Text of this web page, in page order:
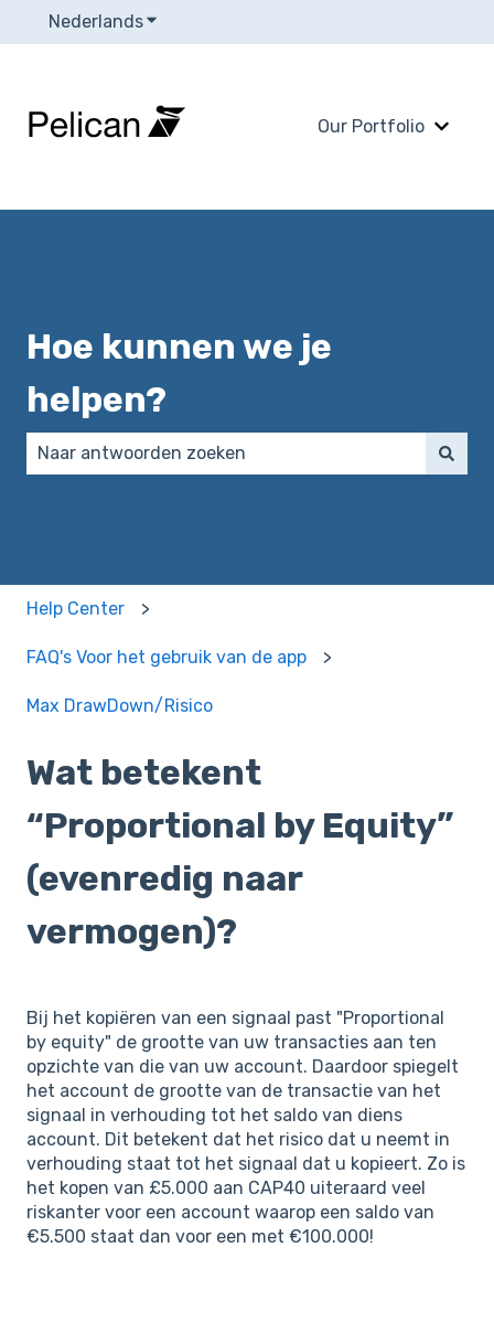
NederlandsSubmenu tonen voor vertalingen
Our Portfolio
Hoe kunnen we je
helpen?
Help Center
FAQ's Voor het gebruik van de app
Max DrawDown/Risico
Wat betekent
“Proportional by Equity”
(evenredig naar
vermogen)?
Bij het kopiëren van een signaal past "Proportional
by equity" de grootte van uw transacties aan ten
opzichte van die van uw account. Daardoor spiegelt
het account de grootte van de transactie van het
signaal in verhouding tot het saldo van diens
account. Dit betekent dat het risico dat u neemt in
verhouding staat tot het signaal dat u kopieert. Zo is
het kopen van £5.000 aan CAP40 uiteraard veel
riskanter voor een account waarop een saldo van
€5.500 staat dan voor een met €100.000!